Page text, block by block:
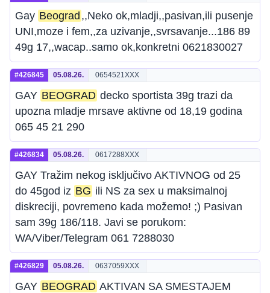
Gay Beograd ,,Neko ok,mladji,,pasivan,ili pusenje
UNI,moze i fem,,za uzivanje,,svrsavanje...186 89
49g 17,,wacap..samo ok,konkretni 0621830027
#426845 05.08.26. 0654521XXX
GAY BEOGRAD decko sportista 39g trazi da
upozna mladje mrsave aktivne od 18,19 godina
065 45 21 290
#426834 05.08.26. 0617288XXX
GAY Tražim nekog isključivo AKTIVNOG od 25
do 45god iz BG ili NS za sex u maksimalnoj
diskreciji, povremeno kada možemo! ;) Pasivan
sam 39g 186/118. Javi se porukom:
WA/Viber/Telegram 061 7288030
#426829 05.08.26. 0637059XXX
GAY BEOGRAD AKTIVAN SA SMESTAJEM